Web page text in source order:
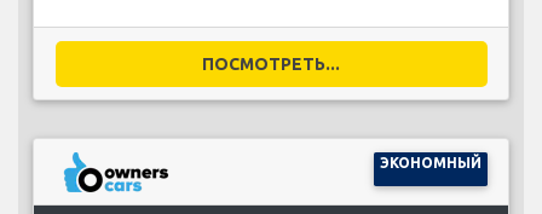
ПОСМОТРЕТЬ...
ЭКОНОМНЫЙ